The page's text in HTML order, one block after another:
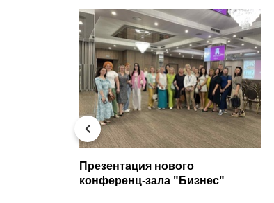
Презентация нового
конференц-зала "Бизнес"